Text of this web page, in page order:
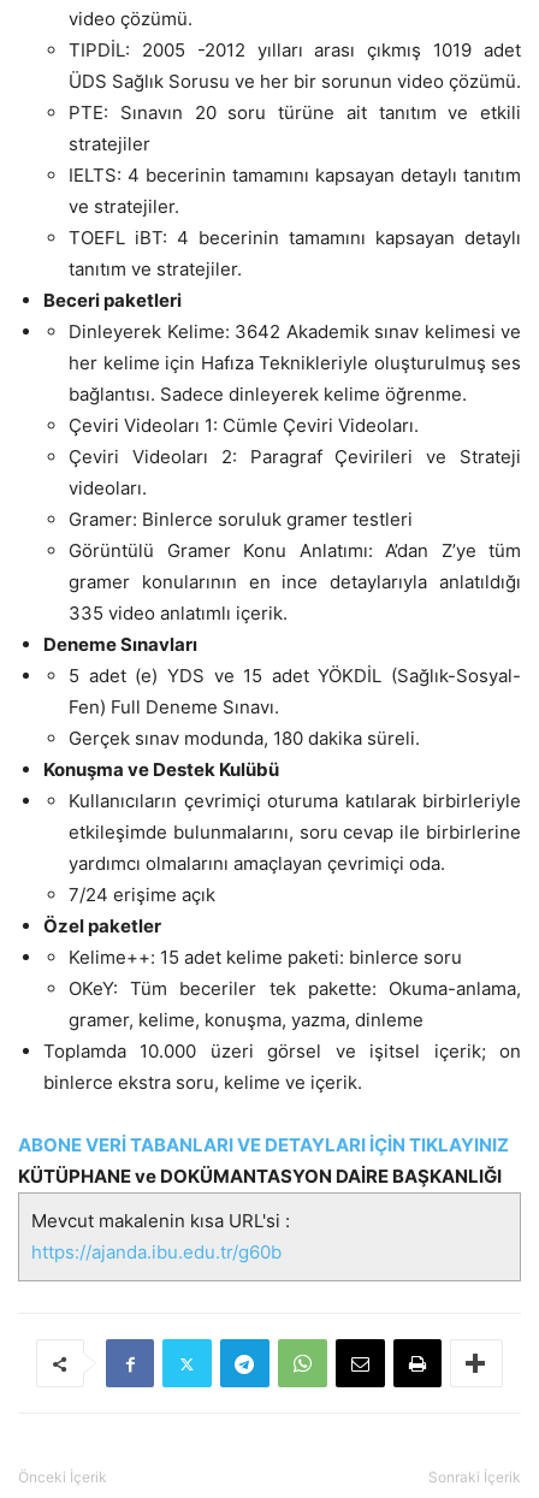
video çözümü.
TIPDİL: 2005 -2012 yılları arası çıkmış 1019 adet
ÜDS Sağlık Sorusu ve her bir sorunun video çözümü.
PTE: Sınavın 20 soru türüne ait tanıtım ve etkili
stratejiler
IELTS: 4 becerinin tamamını kapsayan detaylı tanıtım
ve stratejiler.
TOEFL iBT: 4 becerinin tamamını kapsayan detaylı
tanıtım ve stratejiler.
Beceri paketleri
Dinleyerek Kelime: 3642 Akademik sınav kelimesi ve
her kelime için Hafıza Teknikleriyle oluşturulmuş ses
bağlantısı. Sadece dinleyerek kelime öğrenme.
Çeviri Videoları 1: Cümle Çeviri Videoları.
Çeviri Videoları 2: Paragraf Çevirileri ve Strateji
videoları.
Gramer: Binlerce soruluk gramer testleri
Görüntülü Gramer Konu Anlatımı: A’dan Z’ye tüm
gramer konularının en ince detaylarıyla anlatıldığı
335 video anlatımlı içerik.
Deneme Sınavları
5 adet (e) YDS ve 15 adet YÖKDİL (Sağlık-Sosyal-
Fen) Full Deneme Sınavı.
Gerçek sınav modunda, 180 dakika süreli.
Konuşma ve Destek Kulübü
Kullanıcıların çevrimiçi oturuma katılarak birbirleriyle
etkileşimde bulunmalarını, soru cevap ile birbirlerine
yardımcı olmalarını amaçlayan çevrimiçi oda.
7/24 erişime açık
Özel paketler
Kelime++: 15 adet kelime paketi: binlerce soru
OKeY: Tüm beceriler tek pakette: Okuma-anlama,
gramer, kelime, konuşma, yazma, dinleme
Toplamda 10.000 üzeri görsel ve işitsel içerik; on
binlerce ekstra soru, kelime ve içerik.
ABONE VERİ TABANLARI VE DETAYLARI İÇİN TIKLAYINIZ
KÜTÜPHANE ve DOKÜMANTASYON DAİRE BAŞKANLIĞI
Mevcut makalenin kısa URL'si :
https://ajanda.ibu.edu.tr/g60b
Önceki İçerik Sonraki İçerik